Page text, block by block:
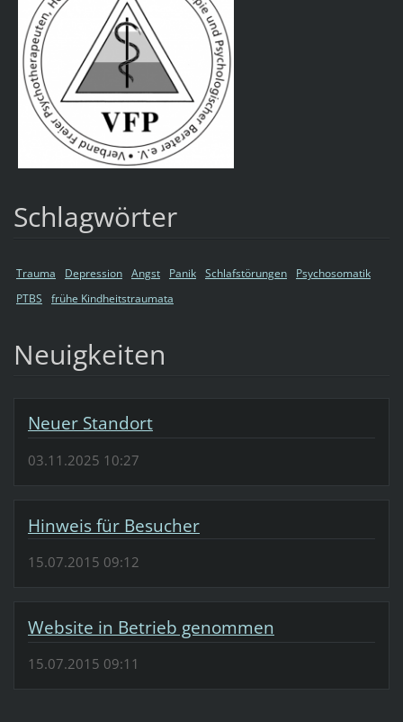
Schlagwörter
Trauma Depression Angst Panik Schlafstörungen
Psychosomatik
PTBS
frühe Kindheitstraumata
Neuigkeiten
Neuer Standort
03.11.2025 10:27
Hinweis für Besucher
15.07.2015 09:12
Website in Betrieb genommen
15.07.2015 09:11